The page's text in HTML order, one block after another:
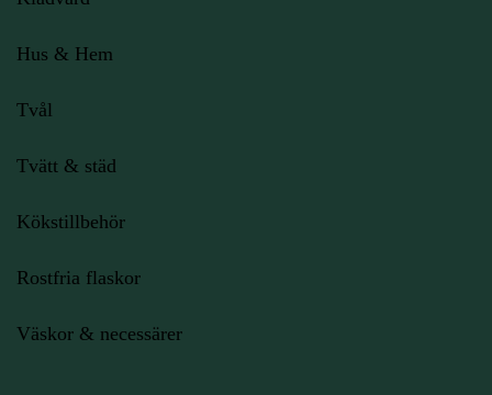
Hus & Hem
Tvål
Tvätt & städ
Kökstillbehör
Rostfria flaskor
Väskor & necessärer